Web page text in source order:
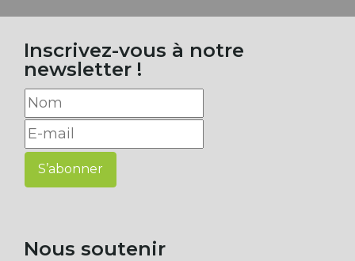
Inscrivez-vous à notre
newsletter !
S’abonner
Nous soutenir